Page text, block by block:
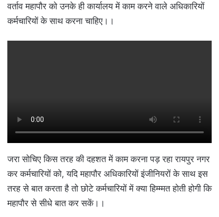
वर्ताव महापौर को उनके ही कार्यालय में काम करने वाले अधिकारियों
कर्मचारियों के साथ करना चाहिए।।
जरा सोचिए किस तरह की दहशत में काम करना पड़ रहा रायपुर नगर
कर कर्मचारियों को, यदि महापौर अधिकारियों इंजीनियरों के साथ इस
तरह से बात करता है तो छोटे कर्मचारियों में क्या हिम्म्मत होती होगी कि
महापौर से सीधे बात कर सकें।।